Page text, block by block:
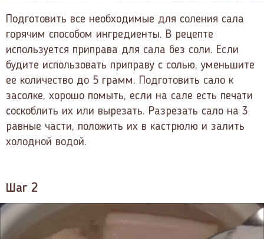
Подготовить все необходимые для соления сала
горячим способом ингредиенты. В рецепте
используется приправа для сала без соли. Если
будите использовать приправу с солью, уменьшите
ее количество до 5 грамм. Подготовить сало к
засолке, хорошо помыть, если на сале есть печати
соскоблить их или вырезать. Разрезать сало на 3
равные части, положить их в кастрюлю и залить
холодной водой.
Шаг 2